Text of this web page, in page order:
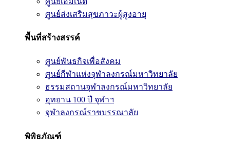
ศูนย์ส่งเสริมสุขภาวะผู้สูงอายุ
พื้นที่สร้างสรรค์
ศูนย์พันธกิจเพื่อสังคม
ศูนย์กีฬาแห่งจุฬาลงกรณ์มหาวิทยาลัย
ธรรมสถานจุฬาลงกรณ์มหาวิทยาลัย
อุทยาน 100 ปี จุฬาฯ
จุฬาลงกรณ์ราชบรรณาลัย
พิพิธภัณฑ์